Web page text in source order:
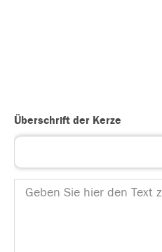
Überschrift der Kerze